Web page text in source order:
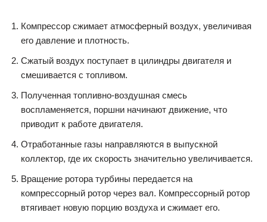
Компрессор сжимает атмосферный воздух, увеличивая
его давление и плотность.
Сжатый воздух поступает в цилиндры двигателя и
смешивается с топливом.
Полученная топливно-воздушная смесь
воспламеняется, поршни начинают движение, что
приводит к работе двигателя.
Отработанные газы направляются в выпускной
коллектор, где их скорость значительно увеличивается.
Вращение ротора турбины передается на
компрессорный ротор через вал. Компрессорный ротор
втягивает новую порцию воздуха и сжимает его.